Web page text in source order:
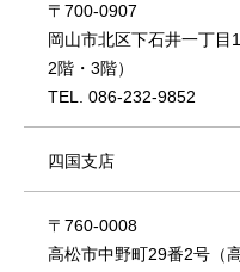
〒700-0907
岡山市北区下石井一丁目
2階・3階）
TEL. 086-232-9852
四国支店
〒760-0008
高松市中野町29番2号（